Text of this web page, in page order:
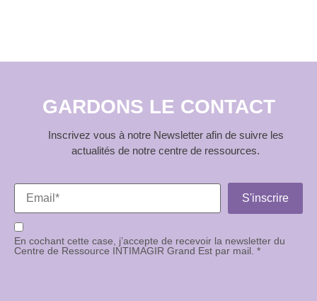
GARDONS LE CONTACT
Inscrivez vous à notre Newsletter afin de suivre les
actualités de notre centre de ressources.
En cochant cette case, j’accepte de recevoir la newsletter du
Centre de Ressource INTIMAGIR Grand Est par mail. *